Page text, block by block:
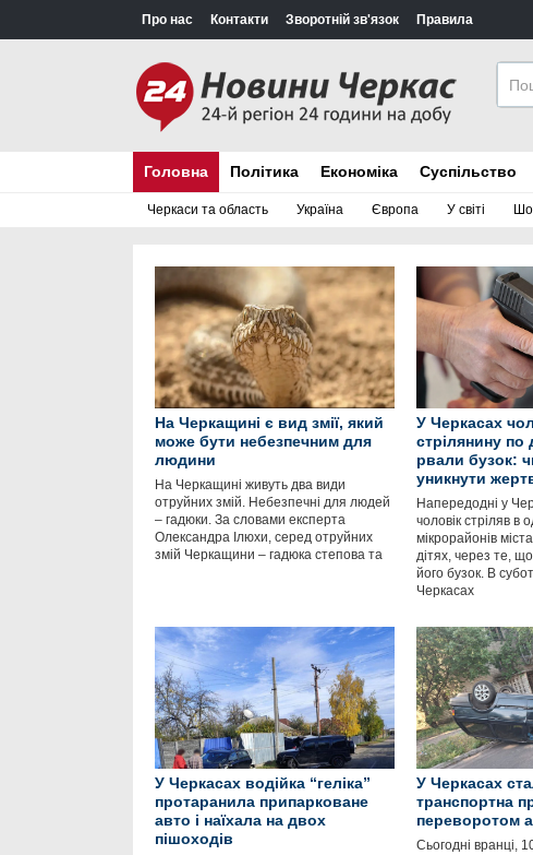
Про нас Контакти Зворотній зв'язок Правила
Головна
Черкаси та область Україна Європа У світі
Політика Економіка Суспільство
На Черкащині є вид змії, який
може бути небезпечним для
людини
На Черкащині живуть два види
отруйних змій. Небезпечні для людей
– гадюки. За словами експерта
Олександра Ілюхи, серед отруйних
змій Черкащини – гадюка степова та
У Черкасах
стрілянину по
рвали бузок:
уникнути
Напередодні у
чоловік стріляв в
мікрорайонів
дітях, через те,
його бузок. В
Черкасах
У Черкасах водійка “геліка”
протаранила припарковане
авто і наїхала на двох
пішоходів
У Черкасах
транспортна
переворотом
Сьогодні вранці,